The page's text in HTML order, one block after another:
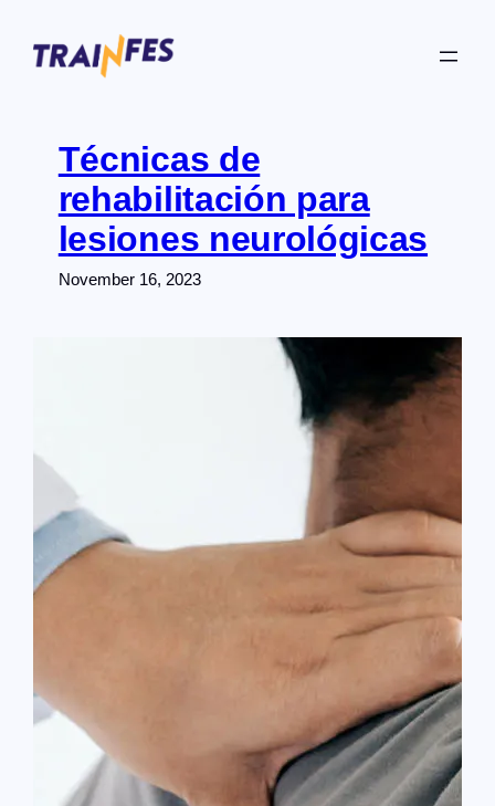
content
Técnicas de
rehabilitación para
lesiones neurológicas
November 16, 2023